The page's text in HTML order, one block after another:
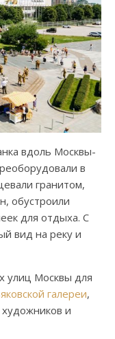
вдоль Москвы-
в
гранитом,
обустроили
для отдыха. С
вид на реку и
улиц Москвы для
галереи,
и